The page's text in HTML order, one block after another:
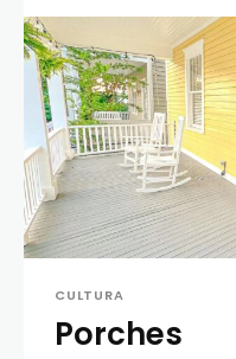
CULTURA
Porches